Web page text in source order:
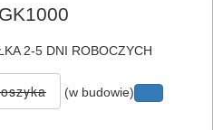
GK1000
2-5 DNI ROBOCZYCH
(w budowie)